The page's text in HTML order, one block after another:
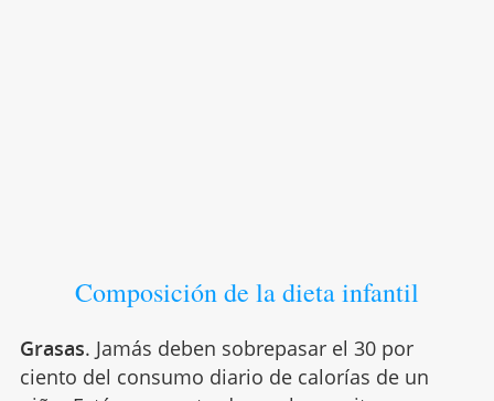
Composición de la dieta infantil
Grasas. Jamás deben sobrepasar el 30 por
ciento del consumo diario de calorías de un